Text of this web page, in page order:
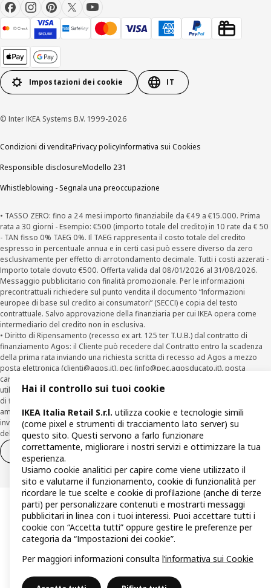
Impostazioni dei cookie IT
© Inter IKEA Systems B.V. 1999-2026
Condizioni di venditaPrivacy policyInformativa sui Cookies
Responsible disclosureModello 231
Whistleblowing - Segnala una preoccupazione
• TASSO ZERO: fino a 24 mesi importo finanziabile da €49 a €15.000. Prima
rata a 30 giorni - Esempio: €500 (importo totale del credito) in 10 rate da € 50
- TAN fisso 0% TAEG 0%. Il TAEG rappresenta il costo totale del credito
espresso in percentuale annua e in certi casi può essere diverso da zero
esclusivamente per effetto di arrotondamento decimale. Tutti i costi azzerati -
Importo totale dovuto €500. Offerta valida dal 08/01/2026 al 31/08/2026.
Messaggio pubblicitario con finalità promozionale. Per le informazioni
precontrattuali richiedere sul punto vendita il documento “Informazioni
europee di base sul credito ai consumatori” (SECCI) e copia del testo
contrattuale. Salvo approvazione della finanziaria per cui IKEA opera come
intermediario del credito non in esclusiva.
• Diritto di Ripensamento (recesso ex art. 125 ter T.U.B.) dal contratto di
finanziamento Agos: il Cliente può recedere dal Contratto entro la scadenza
della prima rata inviando una richiesta scritta di recesso ad Agos a mezzo
posta elettronica (clienti@agos.it), pec (info@pec.agosducato.it), posta
cartacea (Viale Fulvio Testi, 280 - 20126 Milano) e per via telematica –
utilizzando la funzionalità sul sitowww.agos.it(“Recesso”) - anche per richieste
di finanziamento effettuate con canali a distanza. In caso di pre-
ammortamento, la comunicazione di recesso da parte del Cliente deve essere
inviata, con le modalità di cui sopra entro 30 giorni dalla data di accettazione
della richiesta di finanziamento.
Diritto di recesso
Diritto di recesso per i servizi
Hai il controllo sui tuoi cookie
IKEA Italia Retail S.r.l. utilizza cookie e tecnologie simili
(come pixel e strumenti di tracciamento lato server) su
questo sito. Questi servono a farlo funzionare
correttamente, migliorare i nostri servizi e ottimizzare la tua
esperienza.
Usiamo cookie analitici per capire come viene utilizzato il
sito e valutarne il funzionamento, cookie di funzionalità per
ricordare le tue scelte e cookie di profilazione (anche di terze
parti) per personalizzare contenuti e mostrarti messaggi
pubblicitari in linea con i tuoi interessi. Puoi accettare tutti i
cookie con “Accetta tutti” oppure gestire le preferenze per
categoria da “Impostazioni dei cookie”.
Per maggiori informazioni consulta l’informativa sui Cookie